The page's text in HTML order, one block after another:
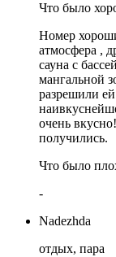
Что было
Номер
атмосфера ,
сауна с
мангальной
разрешили ей
очень
получились.
Что было
-
Nadezhda
отдых, пара